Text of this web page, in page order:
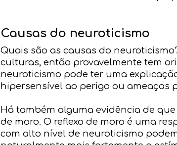
Causas do neuroticismo
Quais são as causas do
culturas, então provavelmente tem
neuroticismo pode ter uma
hipersensível ao perigo ou ameaças
Há também alguma evidência de
de moro. O reflexo de moro é uma
com alto nível de neuroticismo